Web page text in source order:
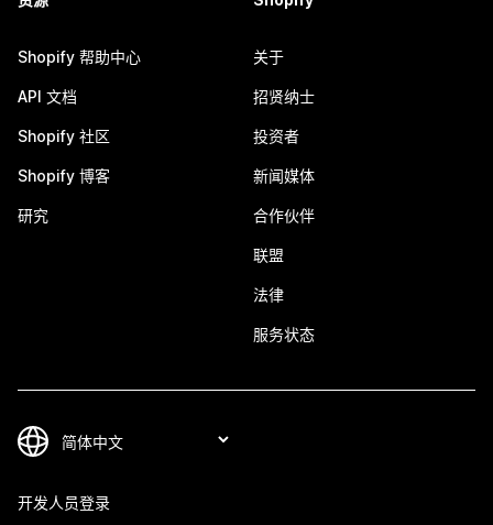
Shopify 帮助中心
API 文档
Shopify 社区
Shopify 博客
研究
关于
招贤纳士
投资者
新闻媒体
合作伙伴
联盟
法律
服务状态
开发人员登录